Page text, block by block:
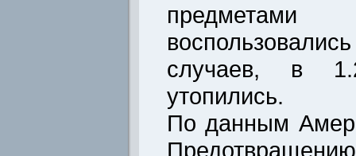
случаев, в
утопились.
По данным